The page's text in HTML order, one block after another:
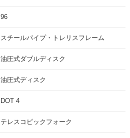
96
スチールパイプ・トレリスフレーム
油圧式ダブルディスク
油圧式ディスク
DOT 4
テレスコピックフォーク